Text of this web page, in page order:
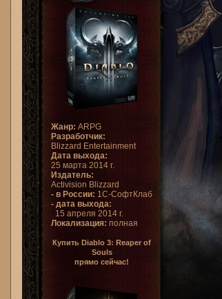
Жанр: ARPG
Разработчик:
Blizzard Entertainment
Дата выхода:
25 марта 2014 г.
Издатель:
Activision Blizzard
- в России: 1С-СофтКлаб
- дата выхода:
15 апреля 2014 г.
Локализация: полная
Купить Diablo 3: Reaper of
Souls
прямо сейчас!